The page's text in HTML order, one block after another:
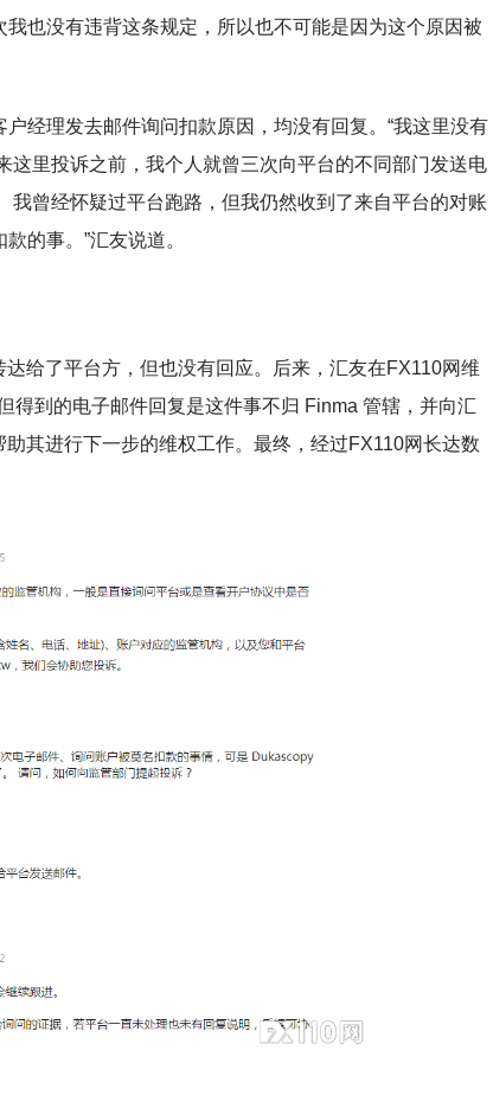
也没有违背这条规定，所以也不可能是因为这个原因被
经理发去邮件询问扣款原因，均没有回复。“我这里没有
里投诉之前，我个人就曾三次向平台的不同部门发送电
曾经怀疑过平台跑路，但我仍然收到了来自平台的对账
的事。”汇友说道。
给了平台方，但也没有回应。后来，汇友在FX110网维
到的电子邮件回复是这件事不归 Finma 管辖，并向汇
其进行下一步的维权工作。最终，经过FX110网长达数